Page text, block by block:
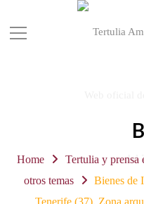
Home Tertulia y prensa
otros temas
Bienes de
Tenerife (37). Zona